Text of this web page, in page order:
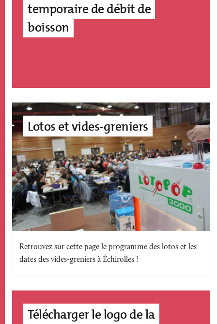
temporaire de débit de
boisson
Lotos et vides-greniers
Image
accroche
page
édito
Texte
accroche
Retrouvez sur cette page le programme des lotos et les
dates des vides-greniers à Échirolles !
Télécharger le logo de la